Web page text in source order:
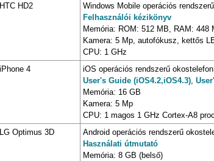
HTC HD2
Windows Mobile operációs
Felhasználói kézikönyv
Memória: ROM: 512 MB, RAM: 448
Kamera: 5 Mp, autofókusz, kettős
CPU: 1 GHz
iPhone 4
iOS operációs rendszerű okostelefon
User's Guide (iOS4.2,iOS4.3)
Memória: 16 GB
Kamera: 5 Mp
CPU: 1 magos 1 GHz Cortex-A8
LG Optimus 3D
Android operációs rendszerű
Használati útmutató
Memória: 8 GB (belső)